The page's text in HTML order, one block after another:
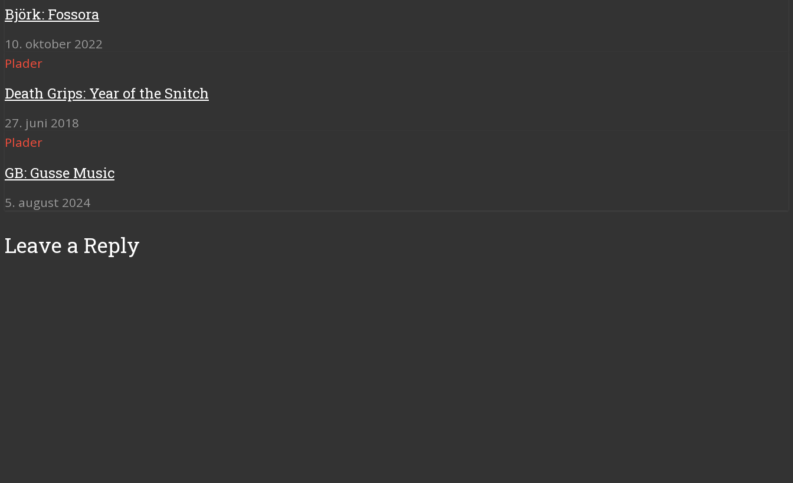
Björk: Fossora
10. oktober 2022
Plader
Death Grips: Year of the Snitch
27. juni 2018
Plader
GB: Gusse Music
5. august 2024
Leave a Reply